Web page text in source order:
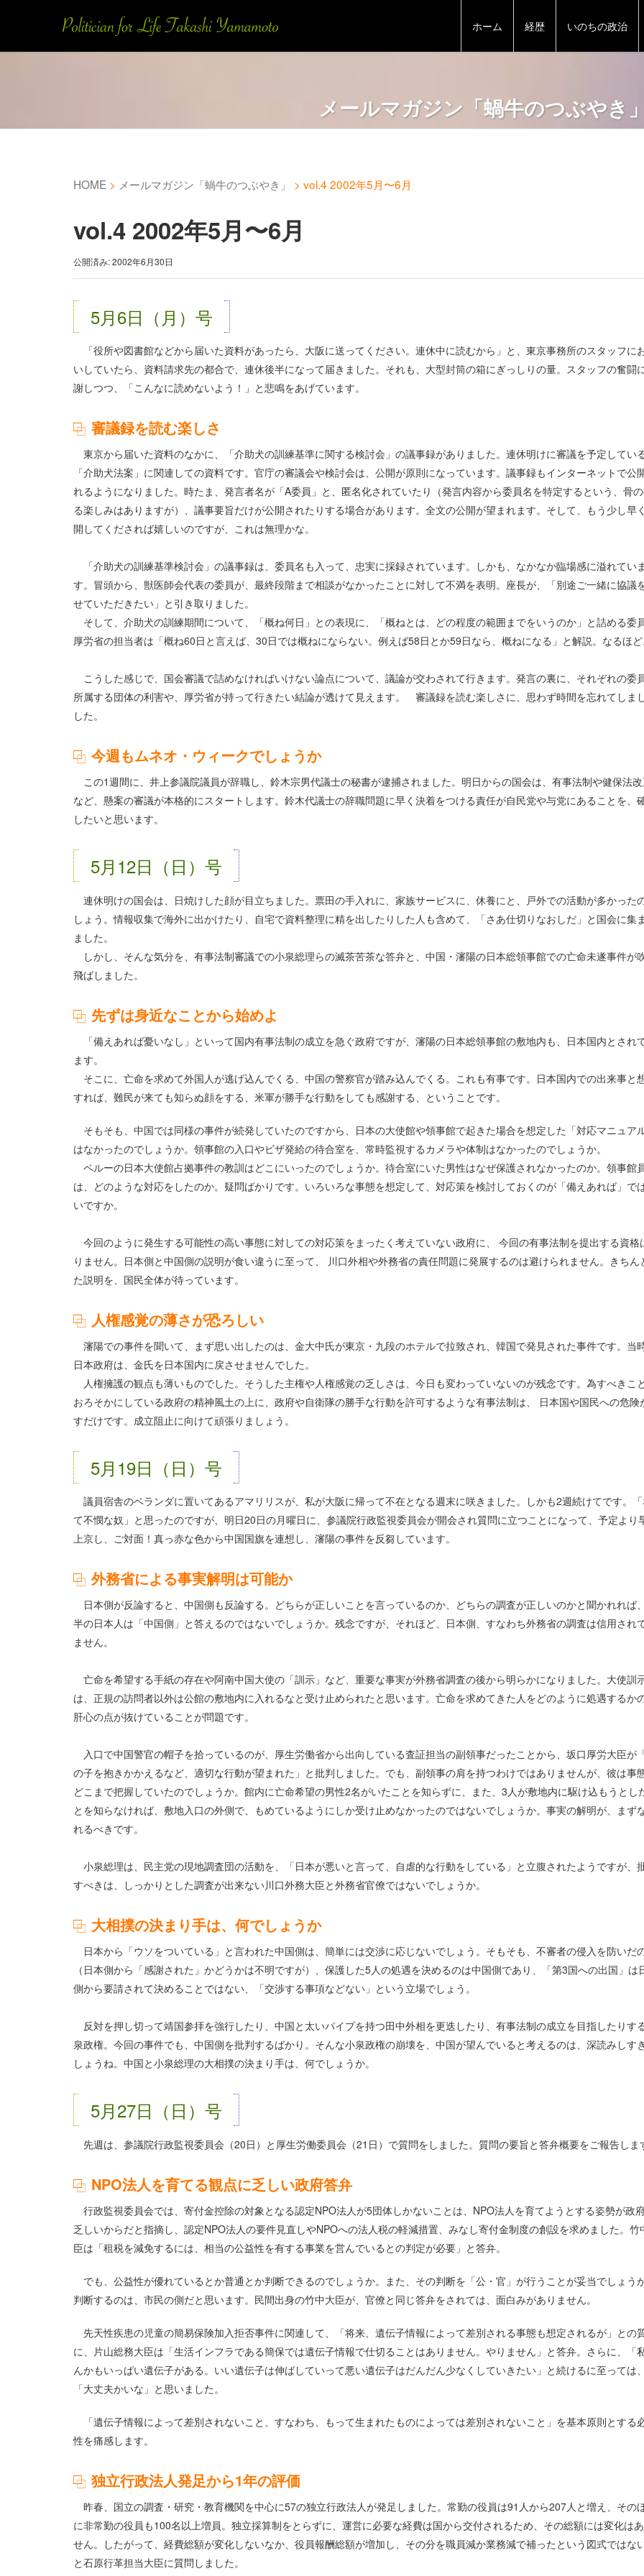
ホーム 経歴 いのちの政治
メールマガジン「蝸牛のつぶやき」
HOME > メールマガジン「蝸牛のつぶやき」 > vol.4 2002年5月〜6月
vol.4 2002年5月〜6月
公開済み: 2002年6月30日
5月6日（月）号
「役所や図書館などから届いた資料があったら、大阪に送ってください。連休中に読むから」と、東京事務所のスタッフに
いしていたら、資料請求先の都合で、連休後半になって届きました。それも、大型封筒の箱にぎっしりの量。スタッフの奮闘
謝しつつ、「こんなに読めないよう！」と悲鳴をあげています。
審議録を読む楽しさ
東京から届いた資料のなかに、「介助犬の訓練基準に関する検討会」の議事録がありました。連休明けに審議を予定してい
「介助犬法案」に関連しての資料です。官庁の審議会や検討会は、公開が原則になっています。議事録もインターネットで公
れるようになりました。時たま、発言者名が「A委員」と、匿名化されていたり（発言内容から委員名を特定するという、骨
る楽しみはありますが）、議事要旨だけが公開されたりする場合があります。全文の公開が望まれます。そして、もう少し早
開してくだされば嬉しいのですが、これは無理かな。
「介助犬の訓練基準検討会」の議事録は、委員名も入って、忠実に採録されています。しかも、なかなか臨場感に溢れていま
す。冒頭から、獣医師会代表の委員が、最終段階まで相談がなかったことに対して不満を表明。座長が、「別途ご一緒に協議
せていただきたい」と引き取りました。
そして、介助犬の訓練期間について、「概ね何日」との表現に、「概ねとは、どの程度の範囲までをいうのか」と詰める委員
厚労省の担当者は「概ね60日と言えば、30日では概ねにならない。例えば58日とか59日なら、概ねになる」と解説。なるほど
こうした感じで、国会審議で詰めなければいけない論点について、議論が交わされて行きます。発言の裏に、それぞれの委
所属する団体の利害や、厚労省が持って行きたい結論が透けて見えます。 審議録を読む楽しさに、思わず時間を忘れてしま
した。
今週もムネオ・ウィークでしょうか
この1週間に、井上参議院議員が辞職し、鈴木宗男代議士の秘書が逮捕されました。明日からの国会は、有事法制や健保法
など、懸案の審議が本格的にスタートします。鈴木代議士の辞職問題に早く決着をつける責任が自民党や与党にあることを、
したいと思います。
5月12日（日）号
連休明けの国会は、日焼けした顔が目立ちました。票田の手入れに、家族サービスに、休養にと、戸外での活動が多かった
しょう。情報収集で海外に出かけたり、自宅で資料整理に精を出したりした人も含めて、「さあ仕切りなおしだ」と国会に集
ました。
しかし、そんな気分を、有事法制審議での小泉総理らの滅茶苦茶な答弁と、中国・瀋陽の日本総領事館での亡命未遂事件が
飛ばしました。
先ずは身近なことから始めよ
「備えあれば憂いなし」といって国内有事法制の成立を急ぐ政府ですが、瀋陽の日本総領事館の敷地内も、日本国内とされ
ます。
そこに、亡命を求めて外国人が逃げ込んでくる、中国の警察官が踏み込んでくる。これも有事です。日本国内での出来事と
すれば、難民が来ても知らぬ顔をする、米軍が勝手な行動をしても感謝する、ということです。
そもそも、中国では同様の事件が続発していたのですから、日本の大使館や領事館で起きた場合を想定した「対応マニュアル
はなかったのでしょうか。領事館の入口やビザ発給の待合室を、常時監視するカメラや体制はなかったのでしょうか。
ペルーの日本大使館占拠事件の教訓はどこにいったのでしょうか。待合室にいた男性はなぜ保護されなかったのか。領事館
は、どのような対応をしたのか。疑問ばかりです。いろいろな事態を想定して、対応策を検討しておくのが「備えあれば」で
いですか。
今回のように発生する可能性の高い事態に対しての対応策をまったく考えていない政府に、 今回の有事法制を提出する資格
りません。日本側と中国側の説明が食い違うに至って、 川口外相や外務省の責任問題に発展するのは避けられません。きちん
た説明を、国民全体が待っています。
人権感覚の薄さが恐ろしい
瀋陽での事件を聞いて、まず思い出したのは、金大中氏が東京・九段のホテルで拉致され、韓国で発見された事件です。当
日本政府は、金氏を日本国内に戻させませんでした。
人権擁護の観点も薄いものでした。そうした主権や人権感覚の乏しさは、今日も変わっていないのが残念です。為すべきこ
おろそかにしている政府の精神風土の上に、政府や自衛隊の勝手な行動を許可するような有事法制は、 日本国や国民への危険
すだけです。成立阻止に向けて頑張りましょう。
5月19日（日）号
議員宿舎のベランダに置いてあるアマリリスが、私が大阪に帰って不在となる週末に咲きました。しかも2週続けてです。
て不憫な奴」と思ったのですが、明日20日の月曜日に、参議院行政監視委員会が開会され質問に立つことになって、予定より
上京し、ご対面！真っ赤な色から中国国旗を連想し、瀋陽の事件を反芻しています。
外務省による事実解明は可能か
日本側が反論すると、中国側も反論する。どちらが正しいことを言っているのか、どちらの調査が正しいのかと聞かれれば
半の日本人は「中国側」と答えるのではないでしょうか。残念ですが、それほど、日本側、すなわち外務省の調査は信用され
ません。
亡命を希望する手紙の存在や阿南中国大使の「訓示」など、重要な事実が外務省調査の後から明らかになりました。大使訓
は、正規の訪問者以外は公館の敷地内に入れるなと受け止められたと思います。亡命を求めてきた人をどのように処遇するかの
肝心の点が抜けていることが問題です。
入口で中国警官の帽子を拾っているのが、厚生労働省から出向している査証担当の副領事だったことから、坂口厚労大臣が
の子を抱きかかえるなど、適切な行動が望まれた」と批判しました。でも、副領事の肩を持つわけではありませんが、彼は事
どこまで把握していたのでしょうか。館内に亡命希望の男性2名がいたことを知らずに、また、3人が敷地内に駆け込もうとし
とを知らなければ、敷地入口の外側で、もめているようにしか受け止めなかったのではないでしょうか。事実の解明が、まず
れるべきです。
小泉総理は、民主党の現地調査団の活動を、「日本が悪いと言って、自虐的な行動をしている」と立腹されたようですが、
すべきは、しっかりとした調査が出来ない川口外務大臣と外務省官僚ではないでしょうか。
大相撲の決まり手は、何でしょうか
日本から「ウソをついている」と言われた中国側は、簡単には交渉に応じないでしょう。そもそも、不審者の侵入を防いだ
（日本側から「感謝された」かどうかは不明ですが）、保護した5人の処遇を決めるのは中国側であり、「第3国への出国」は
側から要請されて決めることではない、「交渉する事項などない」という立場でしょう。
反対を押し切って靖国参拝を強行したり、中国と太いパイプを持つ田中外相を更迭したり、有事法制の成立を目指したりす
泉政権。今回の事件でも、中国側を批判するばかり。そんな小泉政権の崩壊を、中国が望んでいると考えるのは、深読みしす
しょうね。中国と小泉総理の大相撲の決まり手は、何でしょうか。
5月27日（日）号
先週は、参議院行政監視委員会（20日）と厚生労働委員会（21日）で質問をしました。質問の要旨と答弁概要をご報告しま
NPO法人を育てる観点に乏しい政府答弁
行政監視委員会では、寄付金控除の対象となる認定NPO法人が5団体しかないことは、NPO法人を育てようとする姿勢が政
乏しいからだと指摘し、認定NPO法人の要件見直しやNPOへの法人税の軽減措置、みなし寄付金制度の創設を求めました。竹
臣は「租税を減免するには、相当の公益性を有する事業を営んでいるとの判定が必要」と答弁。
でも、公益性が優れているとか普通とか判断できるのでしょうか。また、その判断を「公・官」が行うことが妥当でしょうか
判断するのは、市民の側だと思います。民間出身の竹中大臣が、官僚と同じ答弁をされては、面白みがありません。
先天性疾患の児童の簡易保険加入拒否事件に関連して、「将来、遺伝子情報によって差別される事態も想定されるが」との
に、片山総務大臣は「生活インフラである簡保では遺伝子情報で仕切ることはありません。やりません」と答弁。さらに、「
んかもいっぱい遺伝子がある。いい遺伝子は伸ばしていって悪い遺伝子はだんだん少なくしていきたい」と続けるに至っては、
「大丈夫かいな」と思いました。
「遺伝子情報によって差別されないこと、すなわち、もって生まれたものによっては差別されないこと」を基本原則とする
性を痛感します。
独立行政法人発足から1年の評価
昨春、国立の調査・研究・教育機関を中心に57の独立行政法人が発足しました。常勤の役員は91人から207人と増え、その
に非常勤の役員も100名以上増員。独立採算制をとらずに、運営に必要な経費は国から交付されるため、その総額には変化は
せん。したがって、経費総額が変化しないなか、役員報酬総額が増加し、その分を職員減か業務減で補ったという図式ではな
と石原行革担当大臣に質問しました。